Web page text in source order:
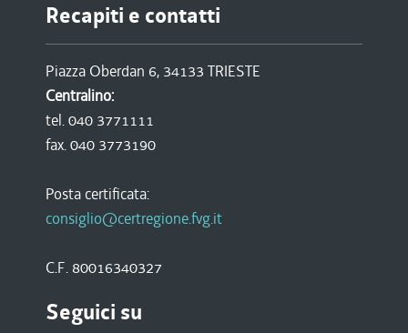
Recapiti e contatti
Piazza Oberdan 6, 34133 TRIESTE
Centralino:
tel. 040 3771111
fax. 040 3773190
Posta certificata:
consiglio@certregione.fvg.it
C.F. 80016340327
Seguici su